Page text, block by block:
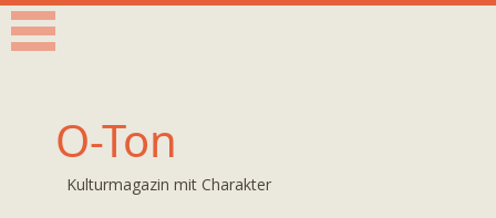
O-Ton
Kulturmagazin mit Charakter